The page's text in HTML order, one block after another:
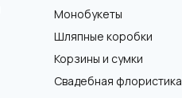
Монобукеты
Шляпные коробки
Корзины и сумки
Свадебная флористика